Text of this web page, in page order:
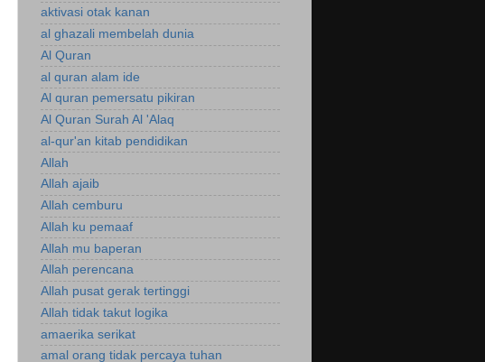
aktivasi otak kanan
al ghazali membelah dunia
Al Quran
al quran alam ide
Al quran pemersatu pikiran
Al Quran Surah Al 'Alaq
al-qur'an kitab pendidikan
Allah
Allah ajaib
Allah cemburu
Allah ku pemaaf
Allah mu baperan
Allah perencana
Allah pusat gerak tertinggi
Allah tidak takut logika
amaerika serikat
amal orang tidak percaya tuhan